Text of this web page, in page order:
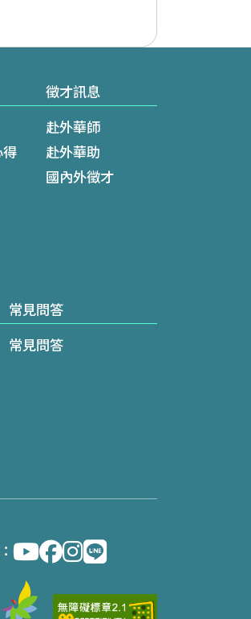
得
徵才訊息
赴外華師
赴外華助
國內外徵才
常見問答
常見問答
Youtubefacebook
instagram
Line